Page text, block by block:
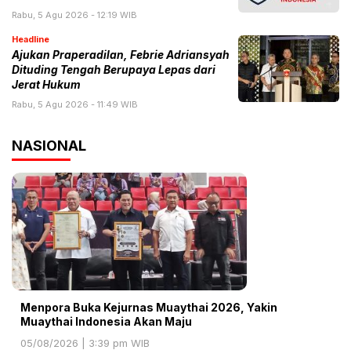
Rabu, 5 Agu 2026 - 12:19 WIB
Headline
Ajukan Praperadilan, Febrie Adriansyah
Dituding Tengah Berupaya Lepas dari
Jerat Hukum
Rabu, 5 Agu 2026 - 11:49 WIB
NASIONAL
Menpora Buka Kejurnas Muaythai 2026, Yakin
Muaythai Indonesia Akan Maju
05/08/2026 | 3:39 pm WIB